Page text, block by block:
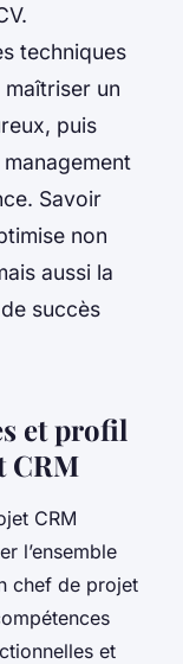
techniques
un
puis
Savoir
non
aussi la
succès
et profil
CRM
CRM
l’ensemble
chef de projet
et